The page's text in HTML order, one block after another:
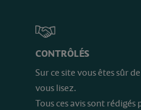
CONTRÔLÉS
Sur ce site vous êtes sûr
vous lisez.
Tous ces avis sont rédigés